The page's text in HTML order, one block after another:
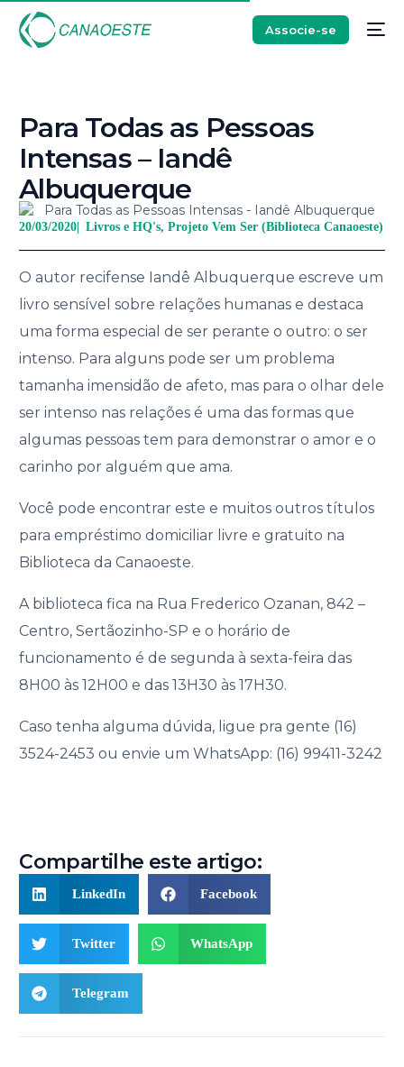
Associe-se
Para Todas as Pessoas
Intensas – Iandê
Albuquerque
20/03/2020 Livros e HQ's,Projeto Vem Ser (Biblioteca Canaoeste)
O autor recifense Iandê Albuquerque escreve um
livro sensível sobre relações humanas e destaca
uma forma especial de ser perante o outro: o ser
intenso. Para alguns pode ser um problema
tamanha imensidão de afeto, mas para o olhar dele
ser intenso nas relações é uma das formas que
algumas pessoas tem para demonstrar o amor e o
carinho por alguém que ama.
Você pode encontrar este e muitos outros títulos
para empréstimo domiciliar livre e gratuito na
Biblioteca da Canaoeste.
A biblioteca fica na Rua Frederico Ozanan, 842 –
Centro, Sertãozinho-SP e o horário de
funcionamento é de segunda à sexta-feira das
8H00 às 12H00 e das 13H30 às 17H30.
Caso tenha alguma dúvida, ligue pra gente (16)
3524-2453 ou envie um WhatsApp: (16) 99411-3242
Compartilhe este artigo:
LinkedIn Facebook
Twitter WhatsApp
Telegram